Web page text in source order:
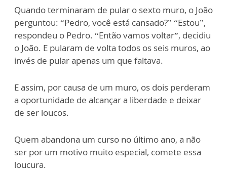
Quando terminaram de pular o sexto muro, o João
perguntou: “Pedro, você está cansado?” “Estou”,
respondeu o Pedro. “Então vamos voltar”, decidiu
o João. E pularam de volta todos os seis muros, ao
invés de pular apenas um que faltava.
E assim, por causa de um muro, os dois perderam
a oportunidade de alcançar a liberdade e deixar
de ser loucos.
Quem abandona um curso no último ano, a não
ser por um motivo muito especial, comete essa
loucura.